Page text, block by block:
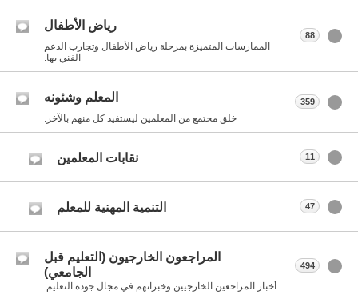
رياض الأطفال
الممارسات المتميزة بمرحلة رياض الأطفال وتجارب الدعم
الفني بها.
88
المعلم وشئونه
خلق مجتمع من المعلمين ليستفيد كل منهم بالآخر.
359
نقابات المعلمين 11
التنمية المهنية للمعلم 47
المراجعون الخارجيون (التعليم قبل
الجامعي)
أخبار المراجعين الخارجيين وخبراتهم في مجال جودة التعليم.
494